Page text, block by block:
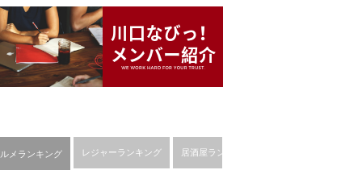
メランキング レジャーランキング 居酒屋ランキング